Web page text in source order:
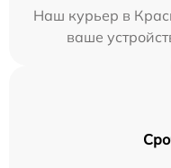
Наш курьер в
ваше